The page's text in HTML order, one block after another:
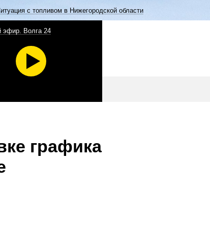
с топливом в Нижегородской области
эфир. Волга 24
графика